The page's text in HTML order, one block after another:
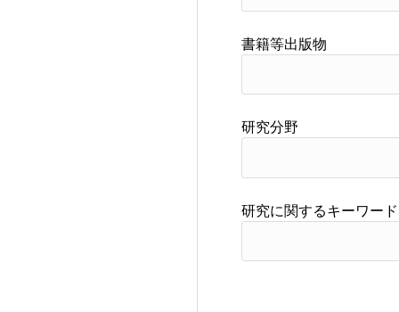
書籍等出版物
研究分野
研究に関するキーワード